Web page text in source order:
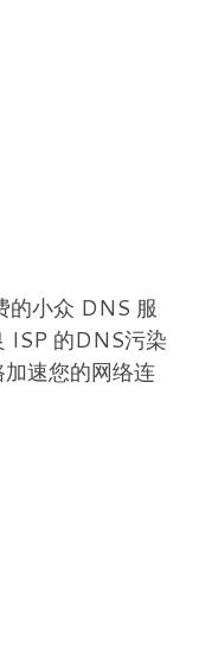
的小众 DNS 服
ISP 的DNS污染
速您的网络连